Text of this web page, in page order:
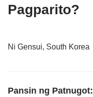
Pagparito?
Ni Gensui, South Korea
Pansin ng Patnugot: